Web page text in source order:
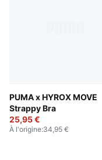
PUMA x HYROX MOVE
Strappy Bra
25,95 €
À l'origine:34,95 €